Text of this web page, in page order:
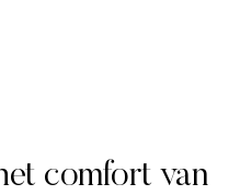
comfort van